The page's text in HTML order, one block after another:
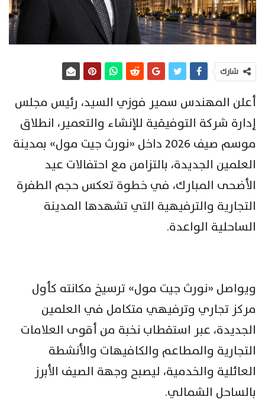
شارك
أعلن المهندس سمير فوزي السيد، رئيس مجلس
إدارة شركة التوفيقية للإنشاء والتعمير، انطلاق
موسم صيف 2026 داخل «نورث جيت مول» بمدينة
العلمين الجديدة، بالتزامن مع احتفالات عيد
الأضحى المبارك، في خطوة تعكس حجم الطفرة
التجارية والترفيهية التي تشهدها المدينة
الساحلية الواعدة.
ويواصل «نورث جيت مول» ترسيخ مكانته كأول
مركز تجاري وترفيهي متكامل في العلمين
الجديدة، عبر استقطاب نخبة من أقوى العلامات
التجارية والمطاعم والكافيهات والأنشطة
العائلية والخدمية، ليصبح وجهة الصيف الأبرز
بالساحل الشمالي.